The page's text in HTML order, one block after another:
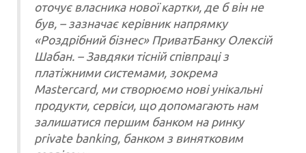
оточує власника нової картки, де б він не
був, – зазначає керівник напрямку
«Роздрібний бізнес» ПриватБанку Олексій
Шабан. – Завдяки тісній співпраці з
платіжними системами, зокрема
Mastercard, ми створюємо нові унікальні
продукти, сервіси, що допомагають нам
залишатися першим банком на ринку
private banking, банком з винятковим